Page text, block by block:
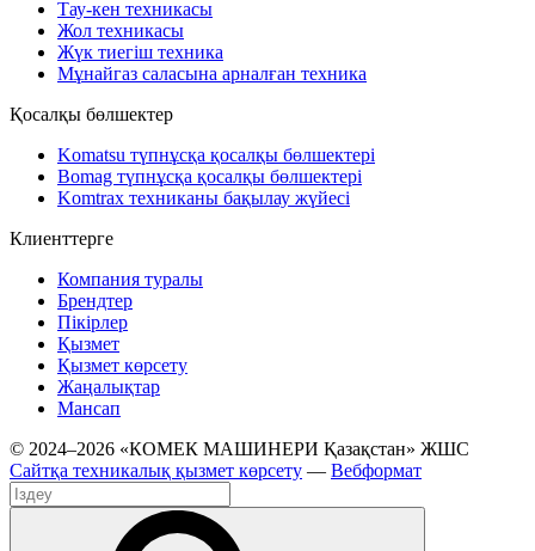
Тау-кен техникасы
Жол техникасы
Жүк тиегіш техника
Мұнайгаз саласына арналған техника
Қосалқы бөлшектер
Komatsu түпнұсқа қосалқы бөлшектері
Bomag түпнұсқа қосалқы бөлшектері
Komtrax техниканы бақылау жүйесі
Клиенттерге
Компания туралы
Брендтер
Пікірлер
Қызмет
Қызмет көрсету
Жаңалықтар
Мансап
© 2024–2026 «КОМЕК МАШИНЕРИ Қазақстан» ЖШС
Сайтқа техникалық қызмет көрсету — Вебформат